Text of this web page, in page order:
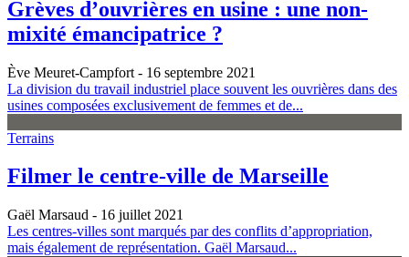
Grèves d’ouvrières en usine : une non-
mixité émancipatrice ?
Ève Meuret-Campfort - 16 septembre 2021
La division du travail industriel place souvent les ouvrières dans des
usines composées exclusivement de femmes et de...
Terrains
Filmer le centre-ville de Marseille
Gaël Marsaud - 16 juillet 2021
Les centres-villes sont marqués par des conflits d’appropriation,
mais également de représentation. Gaël Marsaud...